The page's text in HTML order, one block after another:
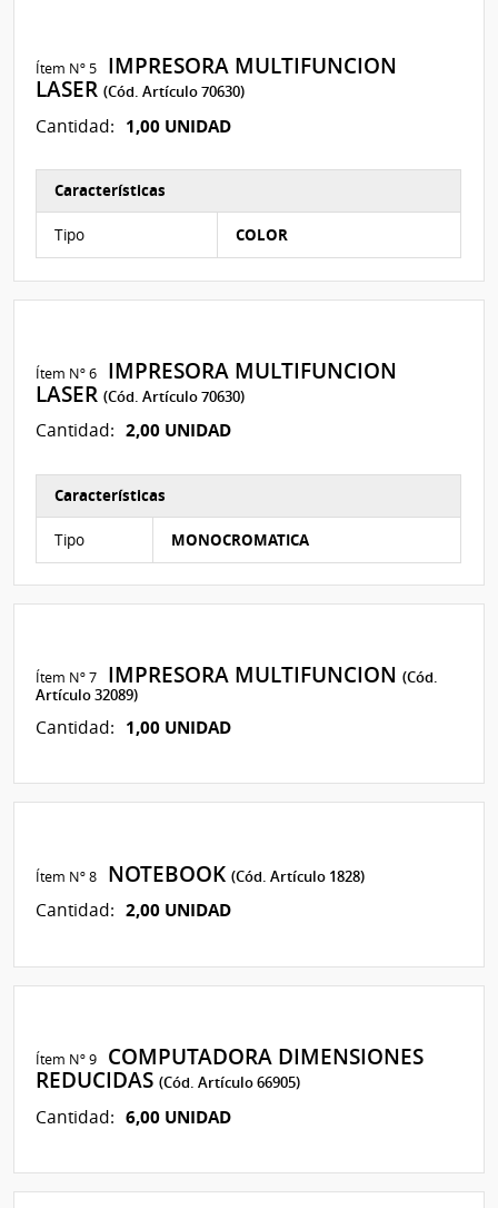
Ítem Nº 5
IMPRESORA MULTIFUNCION
LASER(Cód. Artículo 70630)
Cantidad: 1,00 UNIDAD
Características
Tipo COLOR
Ítem Nº 6
IMPRESORA MULTIFUNCION
LASER(Cód. Artículo 70630)
Cantidad: 2,00 UNIDAD
Características
Tipo MONOCROMATICA
Ítem Nº 7 IMPRESORA MULTIFUNCION(Cód.
Artículo 32089)
Cantidad: 1,00 UNIDAD
Ítem Nº 8 NOTEBOOK(Cód. Artículo 1828)
Cantidad: 2,00 UNIDAD
Ítem Nº 9
COMPUTADORA DIMENSIONES
REDUCIDAS(Cód. Artículo 66905)
Cantidad: 6,00 UNIDAD